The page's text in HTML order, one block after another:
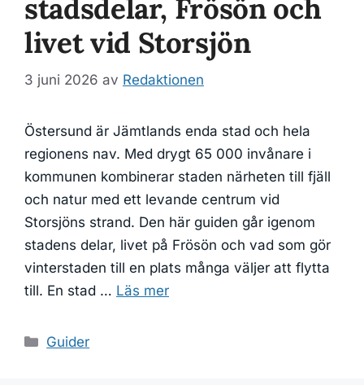
stadsdelar, Frösön och
livet vid Storsjön
3 juni 2026 av Redaktionen
Östersund är Jämtlands enda stad och hela
regionens nav. Med drygt 65 000 invånare i
kommunen kombinerar staden närheten till fjäll
och natur med ett levande centrum vid
Storsjöns strand. Den här guiden går igenom
stadens delar, livet på Frösön och vad som gör
vinterstaden till en plats många väljer att flytta
till. En stad … Läs mer
Kategorier
Guider